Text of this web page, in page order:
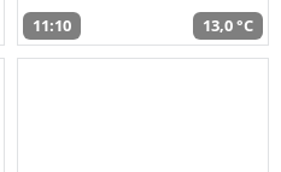
11:10 13,0 °C